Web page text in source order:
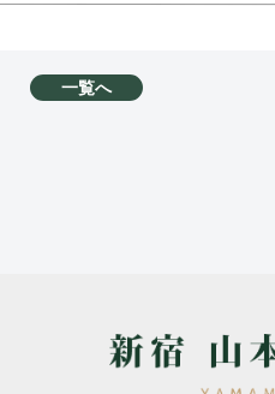
一覧へ